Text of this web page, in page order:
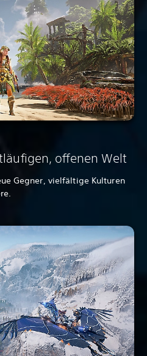
offenen Welt
Gegner, vielfältige Kulturen